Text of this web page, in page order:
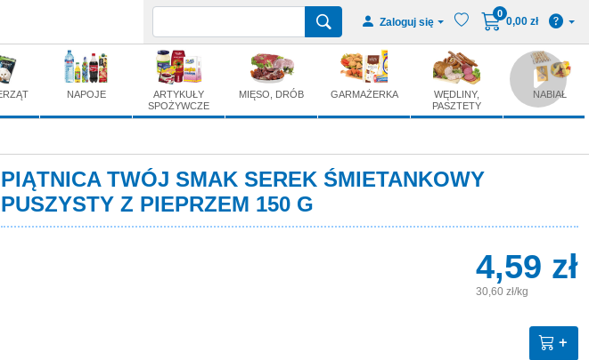
puszysty z pieprzem 150 g
Zaloguj się
0
0,00 zł
NAPOJE
ARTYKUŁY
SPOŻYWCZE
MIĘSO, DRÓB GARMAŻERKA
WĘDLINY,
PASZTETY
NABIAŁ
PIĄTNICA TWÓJ SMAK SEREK ŚMIETANKOWY
PUSZYSTY Z PIEPRZEM 150 G
4,59 zł
30,60 zł/kg